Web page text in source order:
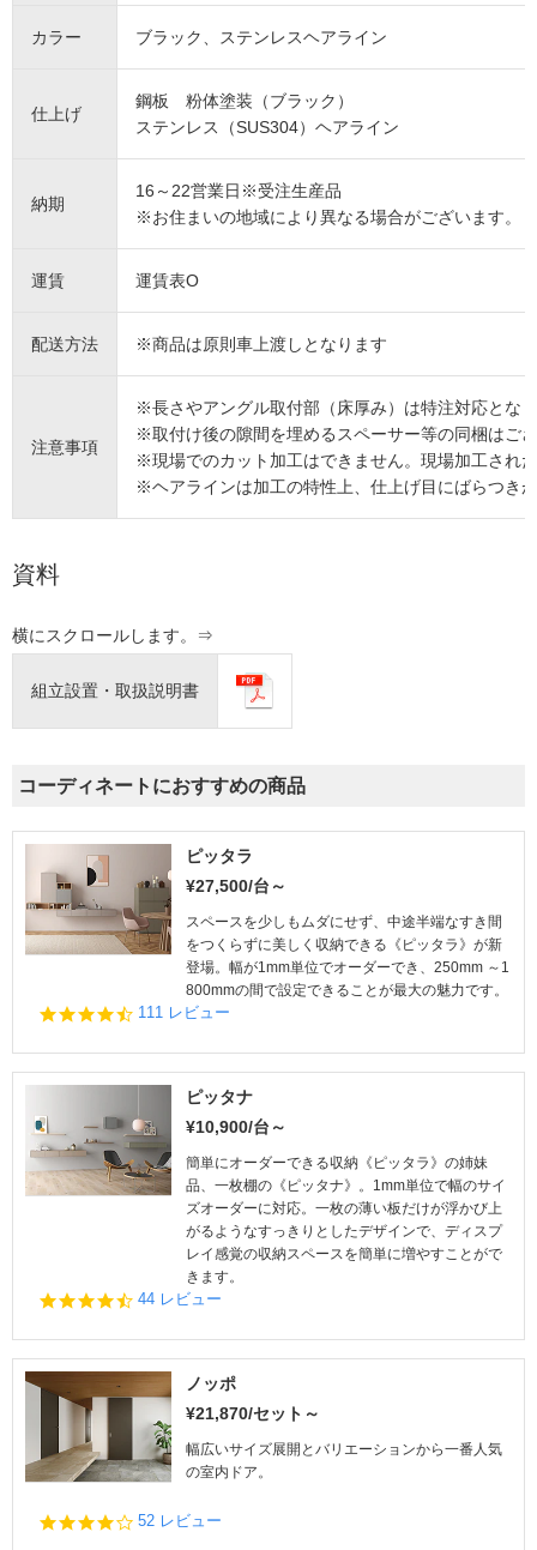
カラー ブラック、ステンレスヘアライン
仕上げ
鋼板 粉体塗装（ブラック）
ステンレス（SUS304）ヘアライン
納期
16～22営業日※受注生産品
※お住まいの地域により異なる場合がございます。
運賃 運賃表O
配送方法 ※商品は原則車上渡しとなります
注意事項
※長さやアングル取付部（床厚み）は特注対応とな
※取付け後の隙間を埋めるスペーサー等の同梱はご
※現場でのカット加工はできません。現場加工され
※ヘアラインは加工の特性上、仕上げ目にばらつき
資料
組立設置・取扱説明書
コーディネートにおすすめの商品
ピッタラ
¥27,500/台～
スペースを少しもムダにせず、中途半端なすき間
をつくらずに美しく収納できる《ピッタラ》が新
登場。幅が1mm単位でオーダーでき、250mm ～1
800mmの間で設定できることが最大の魅力です。
4.
s
t
r
a
t
i
111 レビュー
ピッタナ
¥10,900/台～
簡単にオーダーできる収納《ピッタラ》の姉妹
品、一枚棚の《ピッタナ》。1mm単位で幅のサイ
ズオーダーに対応。一枚の薄い板だけが浮かび上
がるようなすっきりとしたデザインで、ディスプ
レイ感覚の収納スペースを簡単に増やすことがで
きます。
4.
s
t
a
r
t
i
g
44 レビュー
ノッポ
¥21,870/セット～
幅広いサイズ展開とバリエーションから一番人気
の室内ドア。
4.52 レビュー